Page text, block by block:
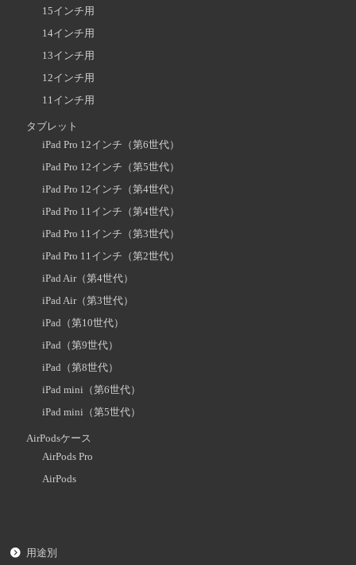
15インチ用
14インチ用
13インチ用
12インチ用
11インチ用
タブレット
iPad Pro 12インチ（第6世代）
iPad Pro 12インチ（第5世代）
iPad Pro 12インチ（第4世代）
iPad Pro 11インチ（第4世代）
iPad Pro 11インチ（第3世代）
iPad Pro 11インチ（第2世代）
iPad Air（第4世代）
iPad Air（第3世代）
iPad（第10世代）
iPad（第9世代）
iPad（第8世代）
iPad mini（第6世代）
iPad mini（第5世代）
AirPodsケース
AirPods Pro
AirPods
用途別